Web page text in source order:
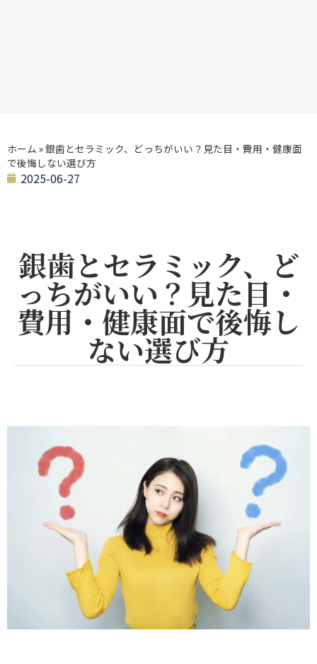
ホーム »銀歯とセラミック、どっちがいい？見た目・費用・健康面
で後悔しない選び方
2025-06-27
銀歯とセラミック、ど
っちがいい？見た目・
費用・健康面で後悔し
ない選び方